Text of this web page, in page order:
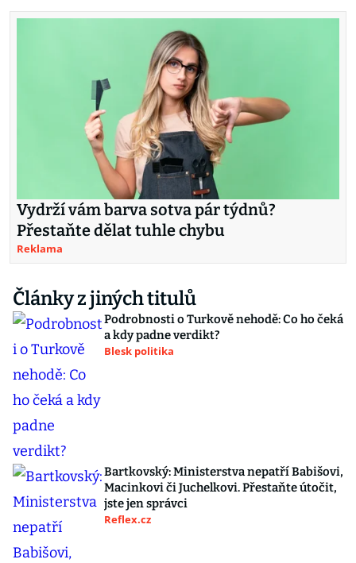
Vydrží vám barva sotva pár týdnů?
Přestaňte dělat tuhle chybu
Reklama
Články z jiných titulů
Podrobnosti o Turkově nehodě: Co ho čeká
a kdy padne verdikt?
Blesk politika
Bartkovský: Ministerstva nepatří Babišovi,
Macinkovi či Juchelkovi. Přestaňte útočit,
jste jen správci
Reflex.cz